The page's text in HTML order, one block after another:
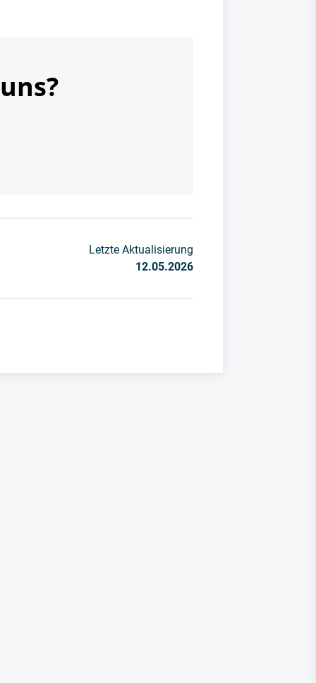
Letzte Aktualisierung
12.05.2026